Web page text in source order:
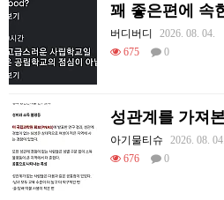
버디버디
2026. 08. 04.
675
0
아기물티슈
2026. 08. 04.
676
0